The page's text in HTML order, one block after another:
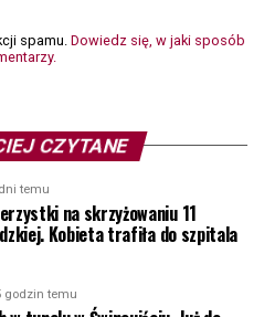
spamu. Dowiedz się, w jaki sposób
CZYTANE
temu
na skrzyżowaniu 11
Kobieta trafiła do szpitala
godzin temu